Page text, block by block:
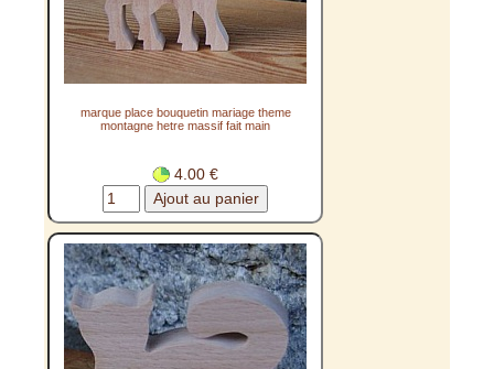
marque place bouquetin mariage theme
montagne hetre massif fait main
4.00 €